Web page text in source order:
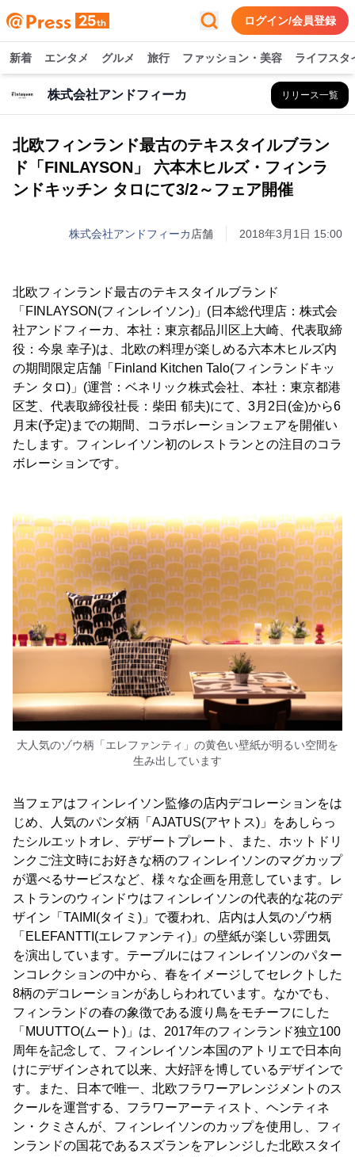
ログイン/会員登録
新着 エンタメ グルメ 旅行 ファッション・美容 ライフスタ
株式会社アンドフィーカ リリース一覧
北欧フィンランド最古のテキスタイルブラン
ド「FINLAYSON」 六本木ヒルズ・フィンラ
ンドキッチン タロにて3/2～フェア開催
株式会社アンドフィーカ 店舗 2018年3月1日 15:00
北欧フィンランド最古のテキスタイルブランド
「FINLAYSON(フィンレイソン)」(日本総代理店：株式会
社アンドフィーカ、本社：東京都品川区上大崎、代表取締
役：今泉 幸子)は、北欧の料理が楽しめる六本木ヒルズ内
の期間限定店舗「Finland Kitchen Talo(フィンランドキッ
チン タロ)」(運営：ベネリック株式会社、本社：東京都港
区芝、代表取締役社長：柴田 郁夫)にて、3月2日(金)から6
月末(予定)までの期間、コラボレーションフェアを開催い
たします。フィンレイソン初のレストランとの注目のコラ
ボレーションです。
大人気のゾウ柄「エレファンティ」の黄色い壁紙が明るい空間を
生み出しています
当フェアはフィンレイソン監修の店内デコレーションをは
じめ、人気のパンダ柄「AJATUS(アヤトス)」をあしらっ
たシルエットオレ、デザートプレート、また、ホットドリ
ンクご注文時にお好きな柄のフィンレイソンのマグカップ
が選べるサービスなど、様々な企画を用意しています。レ
ストランのウィンドウはフィンレイソンの代表的な花のデ
ザイン「TAIMI(タイミ)」で覆われ、店内は人気のゾウ柄
「ELEFANTTI(エレファンティ)」の壁紙が楽しい雰囲気
を演出しています。テーブルにはフィンレイソンのパター
ンコレクションの中から、春をイメージしてセレクトした
8柄のデコレーションがあしらわれています。なかでも、
フィンランドの春の象徴である渡り鳥をモチーフにした
「MUUTTO(ムート)」は、2017年のフィンランド独立100
周年を記念して、フィンレイソン本国のアトリエで日本向
けにデザインされて以来、大好評を博しているデザインで
す。また、日本で唯一、北欧フラワーアレンジメントのス
クールを運営する、フラワーアーティスト、ヘンティネ
ン・クミさんが、フィンレイソンのカップを使用し、フィ
ンランドの国花であるスズランをアレンジした北欧スタイ